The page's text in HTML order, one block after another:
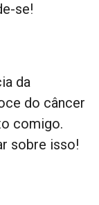
se!
da
do câncer
comigo.
sobre isso!